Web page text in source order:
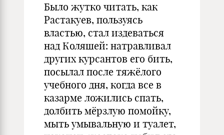
Было жутко читать, как
Растакуев, пользуясь
властью, стал издеваться
над Коляшей: натравливал
других курсантов его бить,
посылал после тяжёлого
учебного дня, когда все в
казарме ложились спать,
долбить мёрзлую помойку,
мыть умывальную и туалет,